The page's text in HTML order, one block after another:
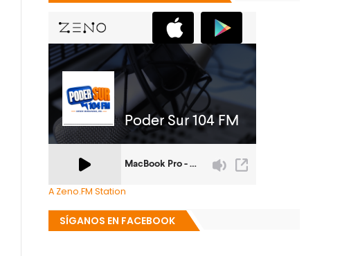
A Zeno.FM Station
SÍGANOS EN FACEBOOK